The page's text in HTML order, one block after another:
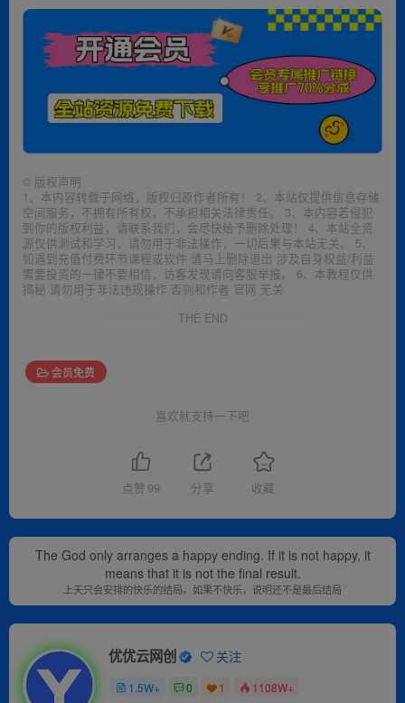
© 版权声明
1、本内容转载于网络，版权归原作者所有！ 2、本站仅提供信息存储
空间服务，不拥有所有权，不承担相关法律责任。 3、本内容若侵犯
到你的版权利益，请联系我们，会尽快给予删除处理！ 4、本站全资
源仅供测试和学习，请勿用于非法操作，一切后果与本站无关。 5、
如遇到充值付费环节课程或软件 请马上删除退出 涉及自身权益/利益
需要投资的一律不要相信，访客发现请向客服举报。 6、本教程仅供
揭秘 请勿用于非法违规操作 否则和作者 官网 无关
THE END
会员免费
喜欢就支持一下吧
点赞 99 分享 收藏
The God only arranges a happy ending. If it is not happy, it
means that it is not the final result.
上天只会安排的快乐的结局。如果不快乐，说明还不是最后结局
优优云网创 关注
1.5W+ 0 1 1108W+